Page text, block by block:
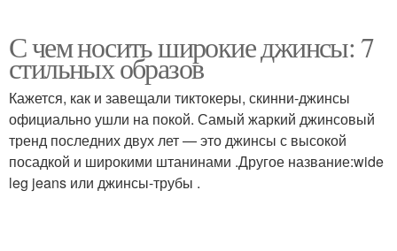
С чем носить широкие джинсы: 7
стильных образов
Кажется, как и завещали тиктокеры, скинни-джинсы
официально ушли на покой. Самый жаркий джинсовый
тренд последних двух лет — это джинсы с высокой
посадкой и широкими штанинами .Другое название:wide
leg jeans или джинсы-трубы .